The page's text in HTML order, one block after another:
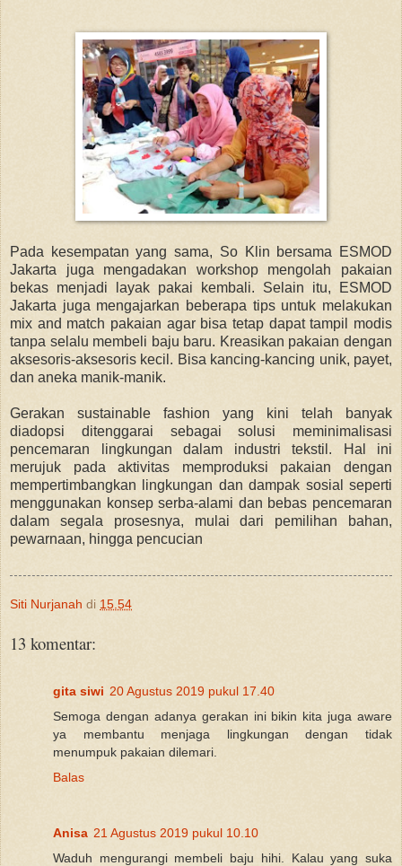
Pada kesempatan yang sama, So Klin bersama ESMOD
Jakarta juga mengadakan workshop mengolah pakaian
bekas menjadi layak pakai kembali. Selain itu, ESMOD
Jakarta juga mengajarkan beberapa tips untuk melakukan
mix and match pakaian agar bisa tetap dapat tampil modis
tanpa selalu membeli baju baru. Kreasikan pakaian dengan
aksesoris-aksesoris kecil. Bisa kancing-kancing unik, payet,
dan aneka manik-manik.
Gerakan sustainable fashion yang kini telah banyak
diadopsi ditenggarai sebagai solusi meminimalisasi
pencemaran lingkungan dalam industri tekstil. Hal ini
merujuk pada aktivitas memproduksi pakaian dengan
mempertimbangkan lingkungan dan dampak sosial seperti
menggunakan konsep serba-alami dan bebas pencemaran
dalam segala prosesnya, mulai dari pemilihan bahan,
pewarnaan, hingga pencucian
Siti Nurjanah di 15.54
13 komentar:
gita siwi 20 Agustus 2019 pukul 17.40
Semoga dengan adanya gerakan ini bikin kita juga aware
ya membantu menjaga lingkungan dengan tidak
menumpuk pakaian dilemari.
Balas
Anisa 21 Agustus 2019 pukul 10.10
Waduh mengurangi membeli baju hihi. Kalau yang suka